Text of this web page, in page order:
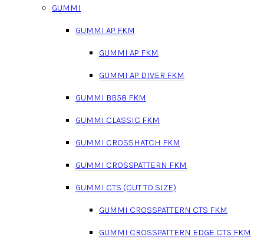
GUMMI
GUMMI AP FKM
GUMMI AP FKM
GUMMI AP DIVER FKM
GUMMI BB58 FKM
GUMMI CLASSIC FKM
GUMMI CROSSHATCH FKM
GUMMI CROSSPATTERN FKM
GUMMI CTS (CUT TO SIZE)
GUMMI CROSSPATTERN CTS FKM
GUMMI CROSSPATTERN EDGE CTS FKM